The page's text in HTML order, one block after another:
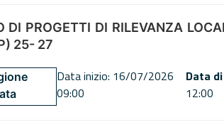
DI PROGETTI DI RILEVANZA
25- 27
Data inizio: 16/07/2026
09:00
Data
12:00